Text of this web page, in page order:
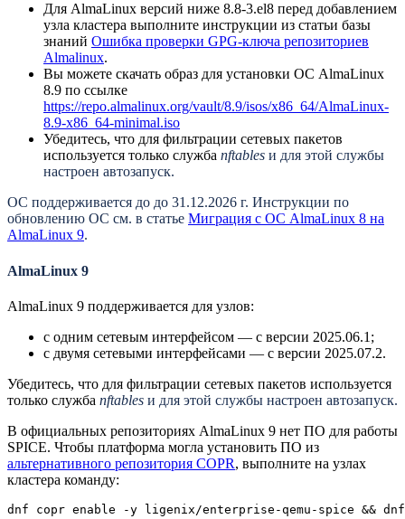
Для AlmaLinux версий ниже 8.8-3.el8 перед добавлением
узла кластера выполните инструкции из статьи базы
знаний Ошибка проверки GPG-ключа репозиториев
Almalinux.
Вы можете скачать образ для установки ОС AlmaLinux
8.9 по ссылке
https://repo.almalinux.org/vault/8.9/isos/x86_64/AlmaLinux-
8.9-x86_64-minimal.iso
Убедитесь, что для фильтрации сетевых пакетов
используется только служба nftables и для этой службы
настроен автозапуск.
ОС поддерживается до до 31.12.2026 г. Инструкции по
обновлению ОС см. в статье Миграция с ОС AlmaLinux 8 на
AlmaLinux 9.
AlmaLinux 9
AlmaLinux 9 поддерживается для узлов:
с одним сетевым интерфейсом — с версии 2025.06.1;
с двумя сетевыми интерфейсами — с версии 2025.07.2.
Убедитесь, что для фильтрации сетевых пакетов используется
только служба nftables и для этой службы настроен автозапуск.
В официальных репозиториях AlmaLinux 9 нет ПО для работы
SPICE. Чтобы платформа могла установить ПО из
альтернативного репозитория COPR, выполните на узлах
кластера команду:
dnf copr enable -y ligenix/enterprise-qemu-spice &&